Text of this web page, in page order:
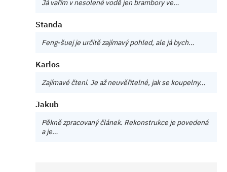
Já vařím v nesolené vodě jen brambory ve…
Standa
Feng-šuej je určitě zajímavý pohled, ale já bych…
Karlos
Zajímavé čtení. Je až neuvěřitelné, jak se koupelny…
Jakub
Pěkně zpracovaný článek. Rekonstrukce je povedená
a je…